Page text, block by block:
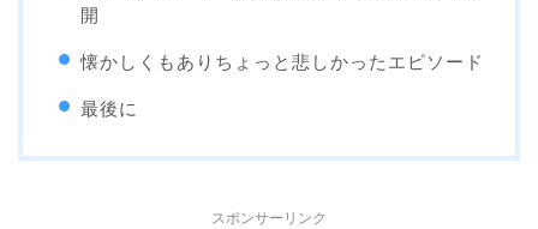
開
懐かしくもありちょっと悲しかったエピソード
最後に
スポンサーリンク